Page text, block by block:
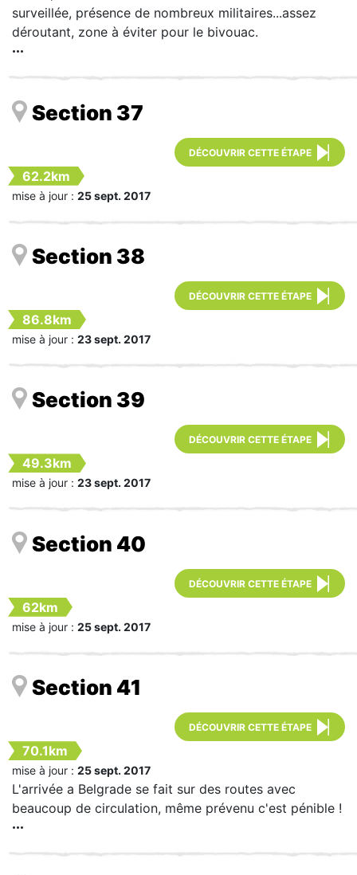
surveillée, présence de nombreux militaires...assez
déroutant, zone à éviter pour le bivouac.
Section 37
DÉCOUVRIR CETTE ÉTAPE
62.2km
mise à jour : 25 sept. 2017
Section 38
DÉCOUVRIR CETTE ÉTAPE
86.8km
mise à jour : 23 sept. 2017
Section 39
DÉCOUVRIR CETTE ÉTAPE
49.3km
mise à jour : 23 sept. 2017
Section 40
DÉCOUVRIR CETTE ÉTAPE
62km
mise à jour : 25 sept. 2017
Section 41
DÉCOUVRIR CETTE ÉTAPE
70.1km
mise à jour : 25 sept. 2017
L'arrivée a Belgrade se fait sur des routes avec
beaucoup de circulation, même prévenu c'est pénible !